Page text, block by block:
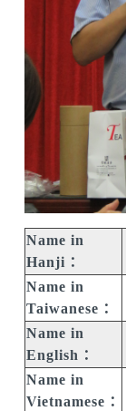
Name in
Hanji：
Name in
Taiwanese：
Name in
English：
Name in
Vietnamese：